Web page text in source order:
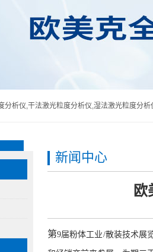
分析仪,干法激光粒度分析仪,湿法激光粒度分析
新闻中心
欧
第9届粉体工业/散装技术展